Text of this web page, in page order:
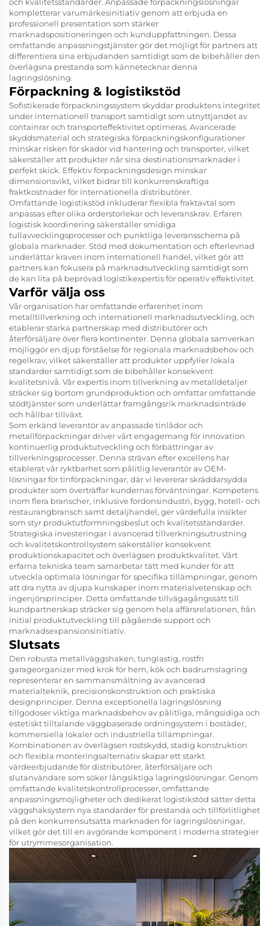
kompletterar varumärkesinitiativ genom att erbjuda en
professionell presentation som stärker
marknadspositioneringen och kunduppfattningen. Dessa
omfattande anpassningstjänster gör det möjligt för partners att
differentiera sina erbjudanden samtidigt som de bibehåller den
överlägsna prestanda som kännetecknar denna
lagringslösning.
Förpackning & logistikstöd
Sofistikerade förpackningssystem skyddar produktens integritet
under internationell transport samtidigt som utnyttjandet av
containrar och transporteffektivitet optimeras. Avancerade
skyddsmaterial och strategiska förpackningskonfigurationer
minskar risken för skador vid hantering och transporter, vilket
säkerställer att produkter når sina destinationsmarknader i
perfekt skick. Effektiv förpackningsdesign minskar
dimensionsvikt, vilket bidrar till konkurrenskraftiga
fraktkostnader för internationella distributörer.
Omfattande logistikstöd inkluderar flexibla fraktavtal som
anpassas efter olika orderstorlekar och leveranskrav. Erfaren
logistisk koordinering säkerställer smidiga
tullavvecklingsprocesser och punktliga leveransschema på
globala marknader. Stöd med dokumentation och efterlevnad
underlättar kraven inom internationell handel, vilket gör att
partners kan fokusera på marknadsutveckling samtidigt som
de kan lita på beprövad logistikexpertis för operativ effektivitet.
Varför välja oss
Vår organisation har omfattande erfarenhet inom
metalltillverkning och internationell marknadsutveckling, och
etablerar starka partnerskap med distributörer och
återförsäljare över flera kontinenter. Denna globala samverkan
möjliggör en djup förståelse för regionala marknadsbehov och
regelkrav, vilket säkerställer att produkter uppfyller lokala
standarder samtidigt som de bibehåller konsekvent
kvalitetsnivå. Vår expertis inom tillverkning av metalldetaljer
sträcker sig bortom grundproduktion och omfattar omfattande
stödtjänster som underlättar framgångsrik marknadsinträde
och hållbar tillväxt.
Som erkänd leverantör av anpassade tinlådor och
metallförpackningar driver vårt engagemang för innovation
kontinuerlig produktutveckling och förbättringar av
tillverkningsprocesser. Denna strävan efter excellens har
etablerat vår ryktbarhet som pålitlig leverantör av OEM-
lösningar för tinförpackningar, där vi levererar skräddarsydda
produkter som överträffar kundernas förväntningar. Kompetens
inom flera branscher, inklusive fordonsindustri, bygg, hotell- och
restaurangbransch samt detaljhandel, ger värdefulla insikter
som styr produktutformningsbeslut och kvalitetsstandarder.
Strategiska investeringar i avancerad tillverkningsutrustning
och kvalitetskontrollsystem säkerställer konsekvent
produktionskapacitet och överlägsen produktkvalitet. Vårt
erfarna tekniska team samarbetar tätt med kunder för att
utveckla optimala lösningar för specifika tillämpningar, genom
att dra nytta av djupa kunskaper inom materialvetenskap och
ingenjörsprinciper. Detta omfattande tillvägagångssätt till
kundpartnerskap sträcker sig genom hela affärsrelationen, från
initial produktutveckling till pågående support och
marknadsexpansionsinitiativ.
Slutsats
Den robusta metallväggshaken, tunglastig, rostfri
garageorganizer med krok för hem, kök och badrumslagring
representerar en sammansmältning av avancerad
materialteknik, precisionskonstruktion och praktiska
designprinciper. Denna exceptionella lagringslösning
tillgodoser viktiga marknadsbehov av pålitliga, mångsidiga och
estetiskt tilltalande väggbaserade ordningsystem i bostäder,
kommersiella lokaler och industriella tillämpningar.
Kombinationen av överlägsen rostskydd, stadig konstruktion
och flexibla monteringsalternativ skapar ett starkt
värdeerbjudande för distributörer, återförsäljare och
slutanvändare som söker långsiktiga lagringslösningar. Genom
omfattande kvalitetskontrollprocesser, omfattande
anpassningsmöjligheter och dedikerat logistikstöd sätter detta
väggshaksystem nya standarder för prestanda och tillförlitlighet
på den konkurrensutsatta marknaden för lagringslösningar,
vilket gör det till en avgörande komponent i moderna strategier
för utrymmesorganisation.